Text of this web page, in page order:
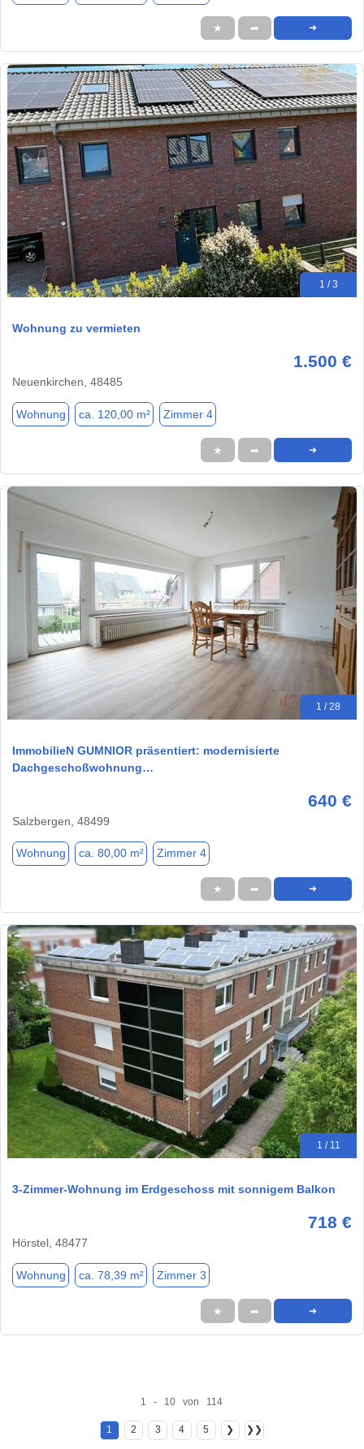
★ ➦ ➜
1 / 3
Wohnung zu vermieten
1.500 €
Neuenkirchen, 48485
Wohnung ca. 120,00 m² Zimmer 4
★ ➦ ➜
1 / 28
ImmobilieN GUMNIOR präsentiert: modernisierte
Dachgeschoßwohnung…
640 €
Salzbergen, 48499
Wohnung ca. 80,00 m² Zimmer 4
★ ➦ ➜
1 / 11
3-Zimmer-Wohnung im Erdgeschoss mit sonnigem Balkon
718 €
Hörstel, 48477
Wohnung ca. 78,39 m² Zimmer 3
★ ➦ ➜
1 - 10 von 114
1 2 3 4 5 ❯ ❯❯